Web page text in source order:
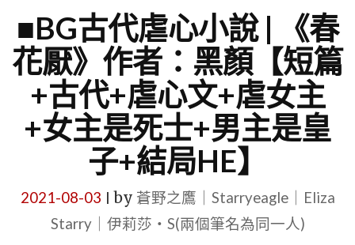
■BG古代虐心小說 | 《春
花厭》作者：黑顏【短篇
+古代+虐心文+虐女主
+女主是死士+男主是皇
子+結局HE】
2021-08-03 by 蒼野之鷹｜Starryeagle｜Eliza
Starry｜伊莉莎・S(兩個筆名為同一人)